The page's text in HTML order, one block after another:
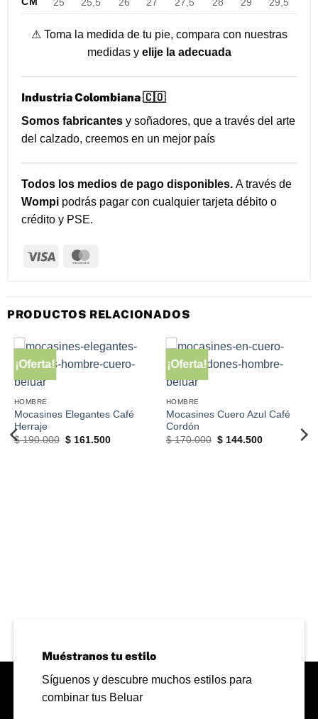
⚠ Toma la medida de tu pie, compara con nuestras
medidas y elije la adecuada
Industria Colombiana 🇨🇴
Somos fabricantesy soñadores, que a través del arte
del calzado, creemos en un mejor país
Todos los medios de pago disponibles. A través de
Wompipodrás pagar con cualquier tarjeta débito o
crédito y PSE.
Visa
PRODUCTOS RELACIONADOS
¡Oferta!
HOMBRE
Mocasines Elegantes Café
Herraje
$190.000 El
$161.500El
¡Oferta!
HOMBRE
Mocasines Cuero Azul Café
Cordón
$170.000 El
$144.500El
Muéstranos tu estilo
Síguenos y descubre muchos estilos para
combinar tus Beluar